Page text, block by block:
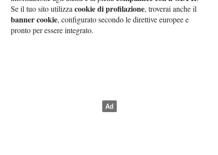
Se il tuo sito utilizzacookie di profilazione, troverai anche il
banner cookie, configurato secondo le direttive europee e
pronto per essere integrato.